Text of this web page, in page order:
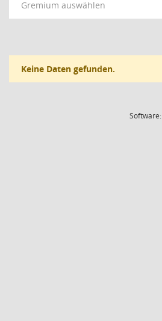
Gremium auswählen
Keine Daten gefunden.
Software: